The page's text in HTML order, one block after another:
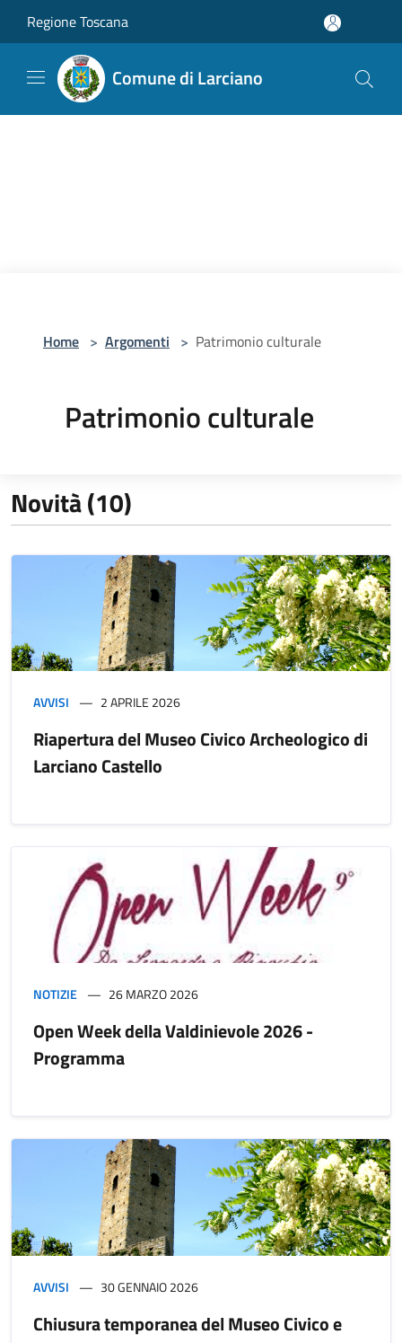
Regione Toscana
Comune di Larciano
Home > Argomenti > Patrimonio culturale
Patrimonio culturale
Novità (10)
AVVISI 2 APRILE 2026
Riapertura del Museo Civico Archeologico di
Larciano Castello
NOTIZIE 26 MARZO 2026
Open Week della Valdinievole 2026 -
Programma
AVVISI 30 GENNAIO 2026
Chiusura temporanea del Museo Civico e